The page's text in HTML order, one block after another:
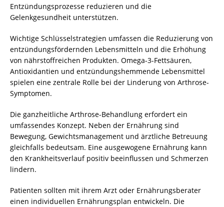
Entzündungsprozesse reduzieren und die
Gelenkgesundheit unterstützen.
Wichtige Schlüsselstrategien umfassen die Reduzierung von
entzündungsfördernden Lebensmitteln und die Erhöhung
von nährstoffreichen Produkten. Omega-3-Fettsäuren,
Antioxidantien und entzündungshemmende Lebensmittel
spielen eine zentrale Rolle bei der Linderung von Arthrose-
Symptomen.
Die ganzheitliche Arthrose-Behandlung erfordert ein
umfassendes Konzept. Neben der Ernährung sind
Bewegung, Gewichtsmanagement und ärztliche Betreuung
gleichfalls bedeutsam. Eine ausgewogene Ernährung kann
den Krankheitsverlauf positiv beeinflussen und Schmerzen
lindern.
Patienten sollten mit ihrem Arzt oder Ernährungsberater
einen individuellen Ernährungsplan entwickeln. Die